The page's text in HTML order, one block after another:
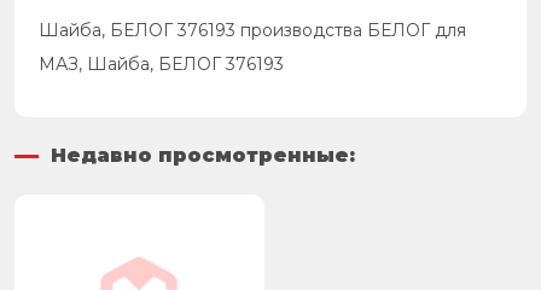
Шайба, БЕЛОГ 376193 производства БЕЛОГ для
МАЗ, Шайба, БЕЛОГ 376193
Недавно просмотренные: